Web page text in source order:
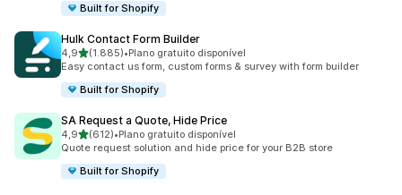
Built for Shopify
Hulk Contact Form Builder
4,9de 5 estrelas
(1.885)
1885 total de avaliações
•Plano gratuito disponível
Easy contact us form, custom forms & survey with form builder
Built for Shopify
SA Request a Quote, Hide Price
4,9de 5 estrelas
(612)
612 total de avaliações
•Plano gratuito disponível
Quote request solution and hide price for your B2B store
Built for Shopify